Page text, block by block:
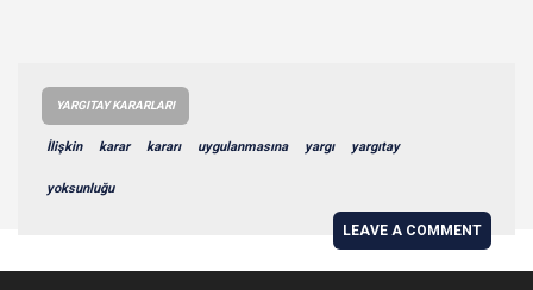
YARGITAY KARARLARI
İlişkin karar kararı uygulanmasına yargı yargıtay
yoksunluğu
LEAVE A COMMENT